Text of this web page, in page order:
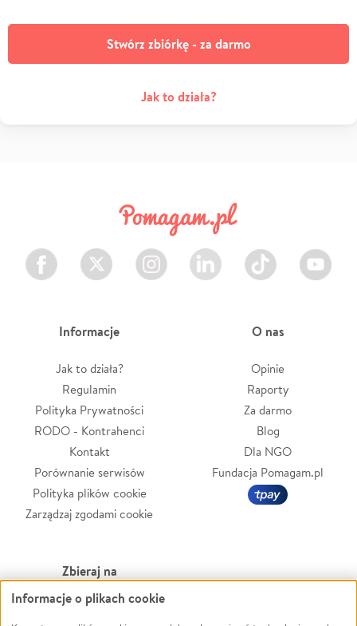
Stwórz zbiórkę - za darmo
Jak to działa?
Facebook Twitter Instagram LinkedIn TikTok Youtube
Informacje
Jak to działa?
Regulamin
Polityka Prywatności
RODO - Kontrahenci
Kontakt
Porównanie serwisów
Polityka plików cookie
Zarządzaj zgodami cookie
O nas
Opinie
Raporty
Za darmo
Blog
Dla NGO
Fundacja Pomagam.pl
Zbieraj na
Leczenie
Informacje o plikach cookie